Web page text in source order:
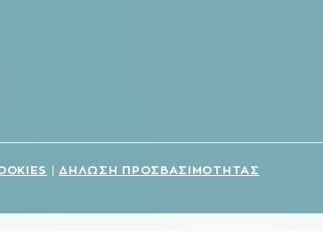
ΔΗΛΩΣΗ ΠΡΟΣΒΑΣΙΜΟΤΗΤΑΣ